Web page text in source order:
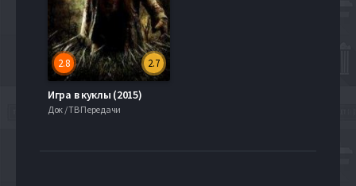
2.7
2.8
Игра в куклы (2015)
Док / ТВ Передачи